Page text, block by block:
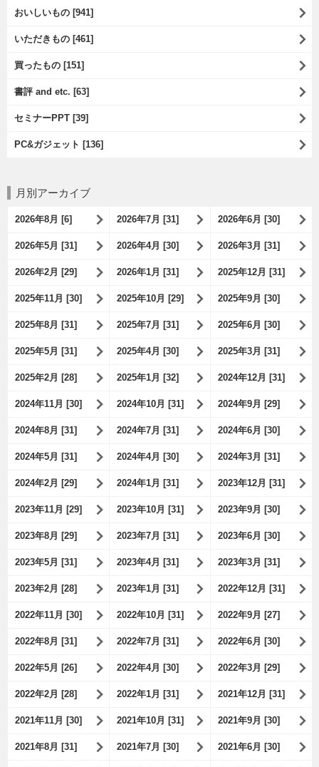
おいしいもの [941]
いただきもの [461]
買ったもの [151]
書評 and etc. [63]
セミナーPPT [39]
PC&ガジェット [136]
月別アーカイブ
2026年8月 [6] 2026年7月 [31] 2026年6月 [30]
2026年5月 [31] 2026年4月 [30] 2026年3月 [31]
2026年2月 [29] 2026年1月 [31] 2025年12月 [31]
2025年11月 [30] 2025年10月 [29] 2025年9月 [30]
2025年8月 [31] 2025年7月 [31] 2025年6月 [30]
2025年5月 [31] 2025年4月 [30] 2025年3月 [31]
2025年2月 [28] 2025年1月 [32] 2024年12月 [31]
2024年11月 [30] 2024年10月 [31] 2024年9月 [29]
2024年8月 [31] 2024年7月 [31] 2024年6月 [30]
2024年5月 [31] 2024年4月 [30] 2024年3月 [31]
2024年2月 [29] 2024年1月 [31] 2023年12月 [31]
2023年11月 [29] 2023年10月 [31] 2023年9月 [30]
2023年8月 [29] 2023年7月 [31] 2023年6月 [30]
2023年5月 [31] 2023年4月 [31] 2023年3月 [31]
2023年2月 [28] 2023年1月 [31] 2022年12月 [31]
2022年11月 [30] 2022年10月 [31] 2022年9月 [27]
2022年8月 [31] 2022年7月 [31] 2022年6月 [30]
2022年5月 [26] 2022年4月 [30] 2022年3月 [29]
2022年2月 [28] 2022年1月 [31] 2021年12月 [31]
2021年11月 [30] 2021年10月 [31] 2021年9月 [30]
2021年8月 [31] 2021年7月 [30] 2021年6月 [30]